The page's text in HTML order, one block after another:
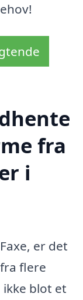
fra
i
er det
flere
blot et